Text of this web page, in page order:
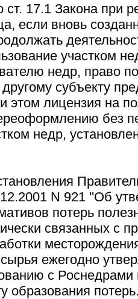
ст. 17.1 Закона при
если вновь
участком
недр, право
субъекту
этом лицензия на
без
недр,
N 921 ''Об
потерь
связанных с
ежегодно
с
образования